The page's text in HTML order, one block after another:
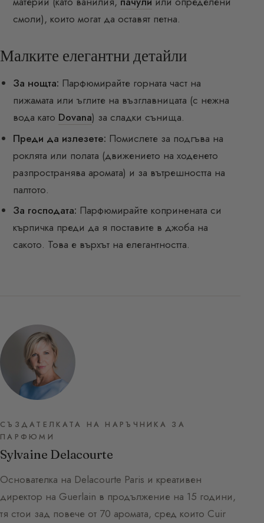
смоли), които могат да оставят петна.
Малките елегантни детайли
За нощта: Парфюмирайте горната част на
пижамата или ъглите на възглавницата (с нежна
вода като Dovana) за сладки сънища.
Преди да излезете: Помислете за подгъва на
роклята или полата (движението на ходенето
разпространява аромата) и за вътрешността на
палтото.
За господата: Парфюмирайте копринената си
кърпичка преди да я поставите в джоба на
сакото. Това е върхът на елегантността.
СЪЗДАТЕЛКАТА НА НАРЪЧНИКА ЗА
ПАРФЮМИ
Sylvaine Delacourte
Основателка на Delacourte Paris и креативен
директор на Guerlain в продължение на 15 години,
тя стои зад повече от 70 аромата, сред които Cuir